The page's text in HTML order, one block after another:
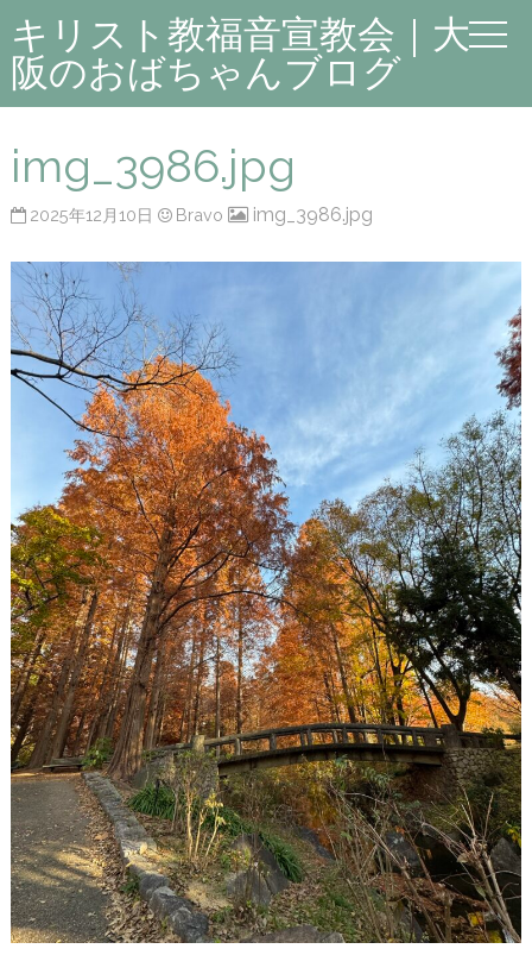
キリスト教福音宣教会｜大
阪のおばちゃんブログ
img_3986.jpg
2025年12月10日 Bravo img_3986.jpg